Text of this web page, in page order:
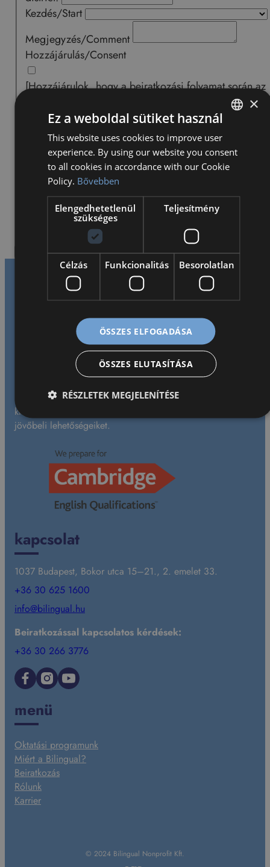
Kezdés/Start
Megjegyzés/Comment
Hozzájárulás/Consent
[Hozzájárulok, hogy a beiratkozási folyamat során az
általam megadott adatok a Partnerintézmény részére
átadhatók. / I consent to the transfer of the data I have
given to the Partner Institution during the enrollment
process.]
Adatkezelési hozzájárulás
Hozzájárulok, hogy a(z) Bilingual Kétnyelvű
Nonprofit Kft.CRM rendszerébenkezelje az adataimat
és elfogadom azadatkezelési nyilatkozatot.
Fáradhatatlanul dolgozunk azon, hogy gyermekeinknek
biztosítsunk, segítve őket a tanulás iránti szenvedély és
kreatív gondolkodás kialakításában, megalapozva ezzel
jövőbeli lehetőségeiket.
kapcsolat
1037 Budapest, Bokor utca 15–21., 2. emelet 33.
+36 30 625 1600
info@bilingual.hu
Beiratkozással kapcsolatos kérdések:
+36 30 266 3776
Facebook Instagram YouTube
menü
Oktatási programunk
Miért a Bilingual?
Beiratkozás
Rólunk
Karrier
© 2024 Bilingual Nonprofit Kft.
HUNGARIAN
ENGLISH
×
Ez a weboldal sütiket használ
This website uses cookies to improve user
experience. By using our website you consent
to all cookies in accordance with our Cookie
Policy. Bővebben
Elengedhetetlenül
szükséges
Teljesítmény
Célzás Funkcionalitás Besorolatlan
ÖSSZES ELFOGADÁSA
ÖSSZES ELUTASÍTÁSA
RÉSZLETEK MEGJELENÍTÉSE